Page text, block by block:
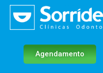
Agendamento